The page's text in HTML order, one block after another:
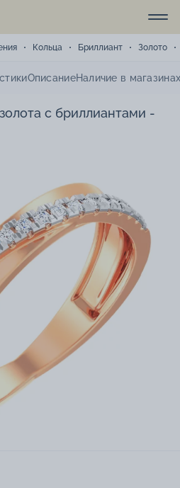
Кольца Бриллиант Золото
ОписаниеНаличие в
с бриллиантами -